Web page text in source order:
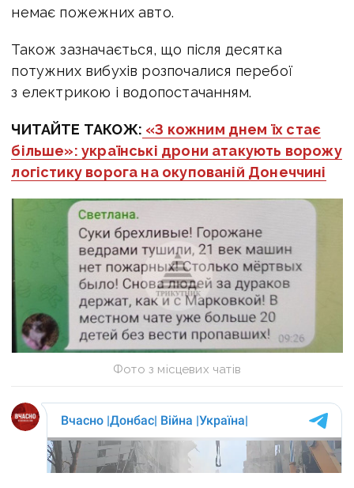
немає пожежних авто.
Також зазначається, що після десятка
потужних вибухів розпочалися перебої
з електрикою і водопостачанням.
ЧИТАЙТЕ ТАКОЖ: «З кожним днем їх стає
більше»: українські дрони атакують ворожу
логістику ворога на окупованій Донеччині
Фото з місцевих чатів